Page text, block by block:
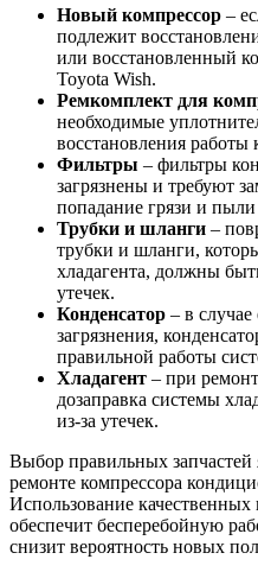
Новый компрессор –
подлежит
или восстановленный
Toyota Wish.
Ремкомплект для
необходимые
восстановления работы
Фильтры – фильтры
загрязнены и требуют
попадание грязи и пыли
Трубки и шланги –
трубки и шланги,
хладагента, должны
утечек.
Конденсатор – в
загрязнения,
правильной работы
Хладагент – при
дозаправка системы
из-за утечек.
Выбор правильных
ремонте компрессора
Использование
обеспечит бесперебойную
снизит вероятность новых